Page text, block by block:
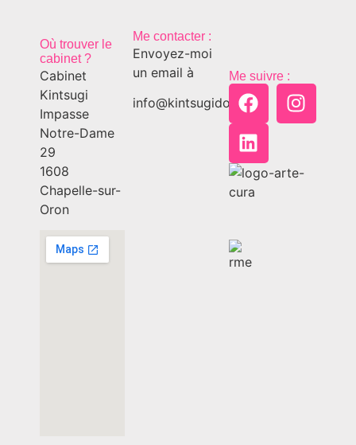
Où trouver le
cabinet ?
Cabinet
Kintsugi
Impasse
Notre-Dame
29
1608
Chapelle-sur-
Oron
Me contacter :
Envoyez-moi
un email à
info@kintsugido.ch
Me suivre :